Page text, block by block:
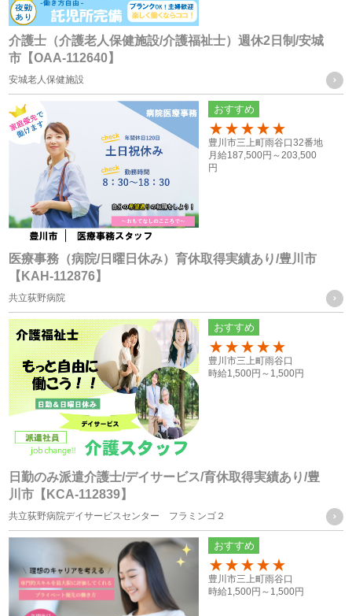
・当社グループ会社におけるサービスの提供、ご連絡、各種
打ち合わせのため
・各種お問合せ及びご要望事項への対応の為
共同利用する個人情報の取得方法
従業員や登録スタッフの方の個人情報
・入社時又は登録時にお預かりした履歴書や入社手続きに必
要なその他の書類、お問い合わせフォーム、メール、口頭
（電話等）、その他書面による取得
応募者の方への個人情報
・採用応募時に取得した履歴書、お問い合せフォーム、エン
トリーフォーム、口頭（電話等）による取得
・就職斡旋サイトや人材紹介会社からの通知による取得
お取引様の個人情報
・お問い合せフォーム、求人依頼フォーム、口頭（電話等）
またはFAXによる取得
個人情報の管理について責任を有する者の名称
・株式会社フォーテック
統計処理されたデータの利用
当社は、提供を受けた個人情報をもとに、個人を特定できな
いよう加工した統計データを作成することがあります。個人
を特定できない統計データについては、当社は何ら制限なく
介護士（介護老人保健施設/介護福祉士）週休2日制/安城
市【OAA-112640】
安城老人保健施設
医療事務（病院/日曜日休み）育休取得実績あり/豊川市
【KAH-112876】
共立荻野病院
おすすめ
100
豊川市三上町雨谷口32番地
月給187,500円～203,500
円
日勤のみ派遣介護士/デイサービス/育休取得実績あり/豊
川市【KCA-112839】
共立荻野病院デイサービスセンター フラミンゴ２
おすすめ
100
豊川市三上町雨谷口
時給1,500円～ 1,500円
おすすめ
100
豊川市三上町雨谷口
時給1,500円～ 1,500円